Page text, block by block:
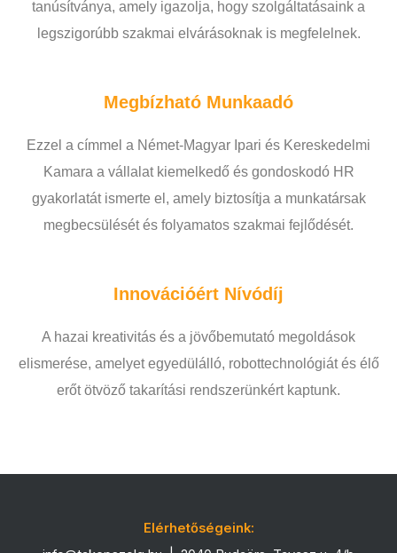
tanúsítványa, amely igazolja, hogy szolgáltatásaink a
legszigorúbb szakmai elvárásoknak is megfelelnek.
Megbízható Munkaadó
Ezzel a címmel a Német-Magyar Ipari és Kereskedelmi
Kamara a vállalat kiemelkedő és gondoskodó HR
gyakorlatát ismerte el, amely biztosítja a munkatársak
megbecsülését és folyamatos szakmai fejlődését.
Innovációért Nívódíj
A hazai kreativitás és a jövőbemutató megoldások
elismerése, amelyet egyedülálló, robottechnológiát és élő
erőt ötvöző takarítási rendszerünkért kaptunk.
Elérhetőségeink: